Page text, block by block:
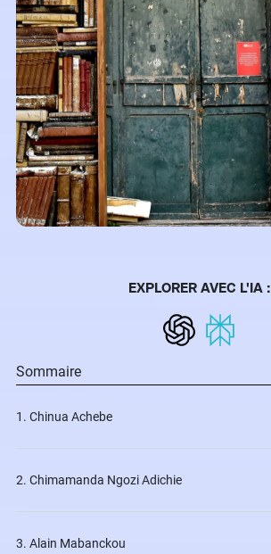
EXPLORER AVEC L'IA :
Sommaire
1. Chinua Achebe
2. Chimamanda Ngozi Adichie
3. Alain Mabanckou